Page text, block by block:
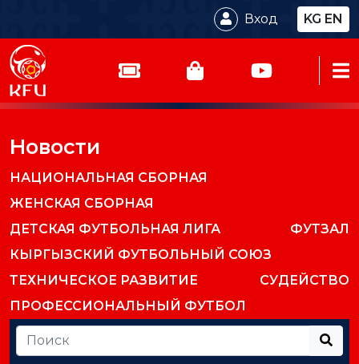
Вход KG EN
Новости
НАЦИОНАЛЬНАЯ СБОРНАЯ
ЖЕНСКАЯ СБОРНАЯ
ДЕТСКАЯ ФУТБОЛЬНАЯ ЛИГА
ФУТЗАЛ
КЫРГЫЗСКИЙ ФУТБОЛЬНЫЙ СОЮЗ
ТЕХНИЧЕСКОЕ РАЗВИТИЕ
СУДЕЙСТВО
ПРОФЕССИОНАЛЬНЫЙ ФУТБОЛ